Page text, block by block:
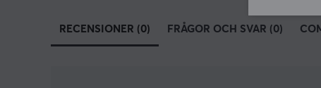
RECENSIONER (0) FRÅGOR OCH SVAR (0)